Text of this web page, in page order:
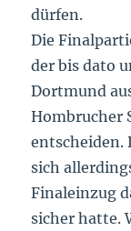
dürfen.
Die
der bis dato
Dortmund
Hombrucher
entscheiden.
sich
Finaleinzug
sicher hatte.